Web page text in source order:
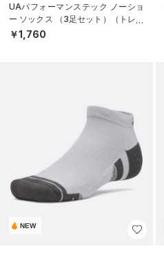
UAパフォーマンステック ノーショ
ー ソックス （3足セット）（トレー
ニング/UNISEX）
￥1,760
NEW